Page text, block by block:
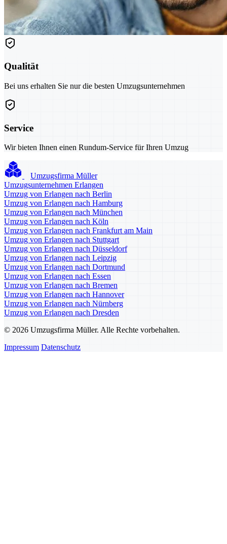
Qualität
Bei uns erhalten Sie nur die besten Umzugsunternehmen
Service
Wir bieten Ihnen einen Rundum-Service für Ihren Umzug
Umzugsfirma Müller
Umzugsunternehmen Erlangen
Umzug von Erlangen nach Berlin
Umzug von Erlangen nach Hamburg
Umzug von Erlangen nach München
Umzug von Erlangen nach Köln
Umzug von Erlangen nach Frankfurt am Main
Umzug von Erlangen nach Stuttgart
Umzug von Erlangen nach Düsseldorf
Umzug von Erlangen nach Leipzig
Umzug von Erlangen nach Dortmund
Umzug von Erlangen nach Essen
Umzug von Erlangen nach Bremen
Umzug von Erlangen nach Hannover
Umzug von Erlangen nach Nürnberg
Umzug von Erlangen nach Dresden
© 2026 Umzugsfirma Müller. Alle Rechte vorbehalten.
Impressum Datenschutz